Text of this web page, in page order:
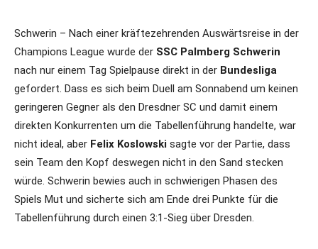
Schwerin – Nach einer kräftezehrenden Auswärtsreise in der
Champions League wurde der SSC Palmberg Schwerin
nach nur einem Tag Spielpause direkt in der Bundesliga
gefordert. Dass es sich beim Duell am Sonnabend um keinen
geringeren Gegner als den Dresdner SC und damit einem
direkten Konkurrenten um die Tabellenführung handelte, war
nicht ideal, aber Felix Koslowski sagte vor der Partie, dass
sein Team den Kopf deswegen nicht in den Sand stecken
würde. Schwerin bewies auch in schwierigen Phasen des
Spiels Mut und sicherte sich am Ende drei Punkte für die
Tabellenführung durch einen 3:1-Sieg über Dresden.